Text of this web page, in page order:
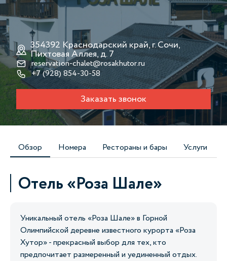
354392 Краснодарский край, г. Сочи,
Пихтовая Аллея, д. 7
reservation-chalet@rosakhutor.ru
+7 (928) 854-30-58
Заказать звонок
Обзор Номера Рестораны и бары Услуги
Отель «Роза Шале»
Уникальный отель «Роза Шале» в Горной
Олимпийской деревне известного курорта «Роза
Хутор» - прекрасный выбор для тех, кто
предпочитает размеренный и уединенный отдых.